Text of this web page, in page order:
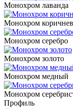
Монохром лаванда
Монохром
Монохром серебро
Монохром золото
Монохром медный
Монохром
Профиль